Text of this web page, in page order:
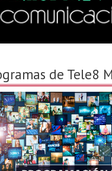
de Tele8